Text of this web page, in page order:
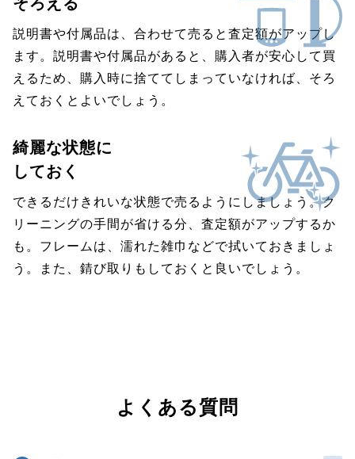
説明書や付属品は、合わせて売ると査定額がアップし
ます。説明書や付属品があると、購入者が安心して買
えるため、購入時に捨ててしまっていなければ、そろ
えておくとよいでしょう。
綺麗な状態に
しておく
できるだけきれいな状態で売るようにしましょう。ク
リーニングの手間が省ける分、査定額がアップするか
も。フレームは、濡れた雑巾などで拭いておきましょ
う。また、錆び取りもしておくと良いでしょう。
よくある質問